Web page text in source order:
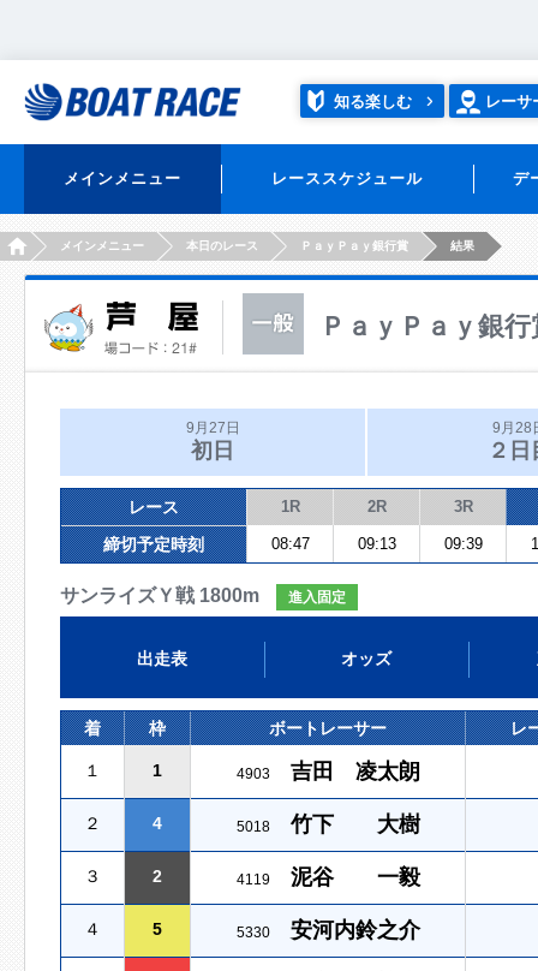
知る楽しむ レーサ
メインメニュー レーススケジュール デ
HOMEメインメニュー 本日のレース ＰａｙＰａｙ銀行賞 結果
ＰａｙＰａｙ銀行
9月27日
初日
9月28
２日
レース 1R 2R 3R
締切予定時刻 08:47 09:13 09:39
サンライズＹ戦 1800m 進入固定
出走表 オッズ
着 枠 ボートレーサー レ
１ 1 4903 吉田 凌太朗
２ 4 5018 竹下 大樹
３ 2 4119 泥谷 一毅
４ 5 5330 安河内鈴之介